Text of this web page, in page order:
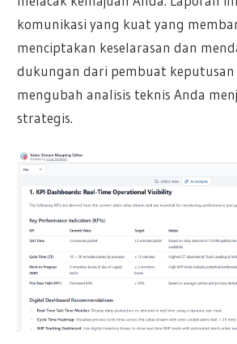
komunikasi yang kuat yang
menciptakan keselarasan dan
dukungan dari pembuat
mengubah analisis teknis Anda
strategis.